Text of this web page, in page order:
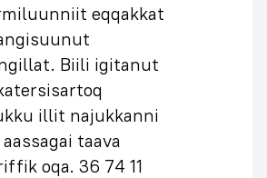
eqqakkat
Biili igitanut
illit najukkanni
taava
oqa. 36 74 11